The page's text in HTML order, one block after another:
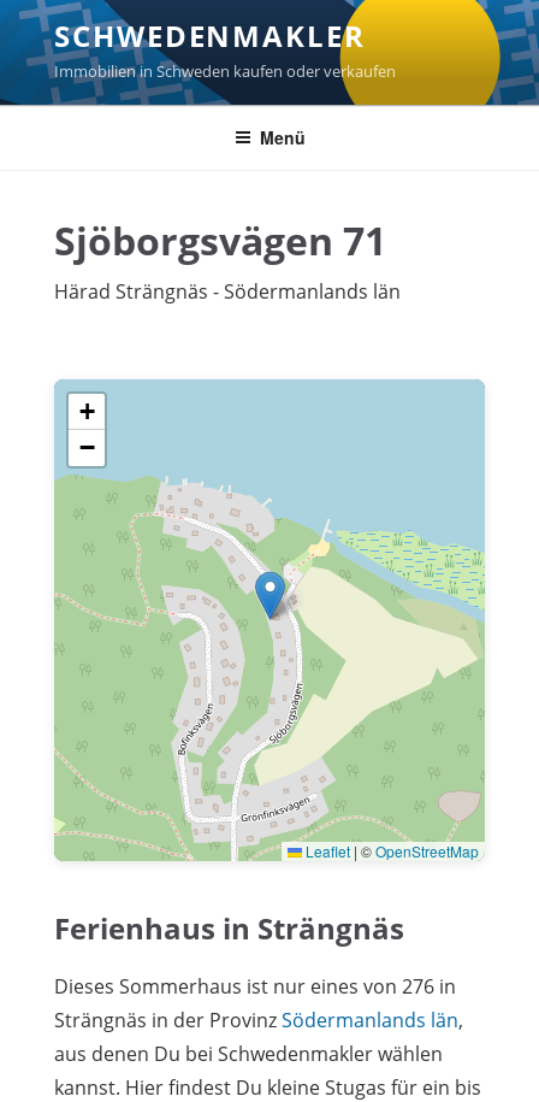
Zum
Inhalt
springen
SCHWEDENMAKLER
Immobilien in Schweden kaufen oder verkaufen
Menü
Sjöborgsvägen 71
Härad Strängnäs - Södermanlands län
+
−
Leaflet | ©OpenStreetMap
Ferienhaus in Strängnäs
Dieses Sommerhaus ist nur eines von 276 in
Strängnäs in der ProvinzSödermanlands län,
aus denen Du bei Schwedenmakler wählen
kannst. Hier findest Du kleine Stugas für ein bis